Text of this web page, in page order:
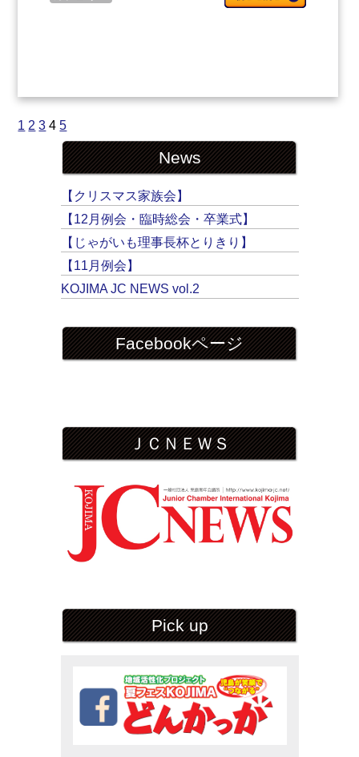
1 2 3 4 5
News
【クリスマス家族会】
【12月例会・臨時総会・卒業式】
【じゃがいも理事長杯とりきり】
【11月例会】
KOJIMA JC NEWS vol.2
Facebookページ
ＪＣＮＥＷＳ
Pick up